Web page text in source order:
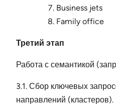
Business jets
Family office
Третий этап
Работа с семантикой
3.1. Сбор ключевых
направлений (кластеров).